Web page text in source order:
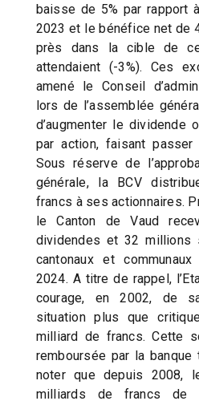
baisse de 5% par rapport
2023 et le bénéfice net de
près dans la cible de
attendaient (-3%). Ces
amené le Conseil
lors de l’assemblée
d’augmenter le dividende
par action, faisant
Sous réserve de
générale, la BCV
francs à ses actionnaires.
le Canton de Vaud
dividendes et 32 millions
cantonaux et
2024. A titre de rappel,
courage, en 2002, de
situation plus que
milliard de francs. Cette
remboursée par la
noter que depuis 2008,
milliards de francs de